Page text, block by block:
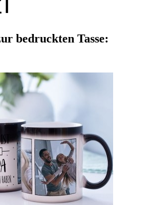
bedruckten Tasse: